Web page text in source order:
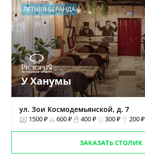
ЛЕТНЯЯ ВЕРАНДА
У Ханумы
ул. Зои Космодемьянской, д. 7
1500 ₽ 600 ₽ 400 ₽ 300 ₽ 200 ₽
ЗАКАЗАТЬ СТОЛИК